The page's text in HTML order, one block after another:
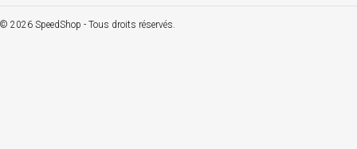
© 2026 SpeedShop - Tous droits réservés.